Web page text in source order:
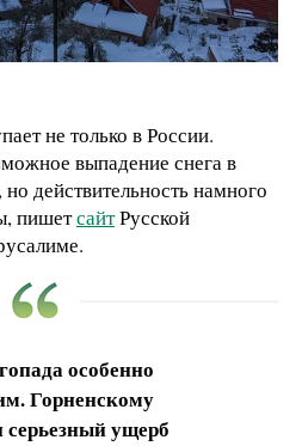
не только в России.
выпадение снега в
действительность намного
пишетсайтРусской
особенно
Горненскому
ущерб